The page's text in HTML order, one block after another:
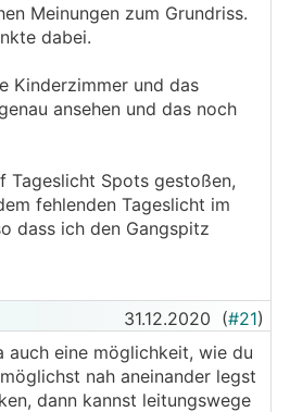
Meinungen zum Grundriss.
dabei.
Kinderzimmer und das
ansehen und das noch
Tageslicht Spots gestoßen,
fehlenden Tageslicht im
dass ich den Gangspitz
31.12.2020 (#21)
eine möglichkeit, wie du
nah aneinander legst
dann kannst leitungswege